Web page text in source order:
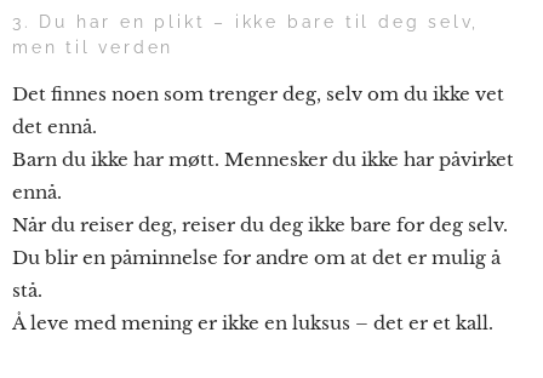
3. Du har en plikt – ikke bare til deg selv,
men til verden
Det finnes noen som trenger deg, selv om du ikke vet
det ennå.
Barn du ikke har møtt. Mennesker du ikke har påvirket
ennå.
Når du reiser deg, reiser du deg ikke bare for deg selv.
Du blir en påminnelse for andre om at det er mulig å
stå.
Å leve med mening er ikke en luksus – det er et kall.